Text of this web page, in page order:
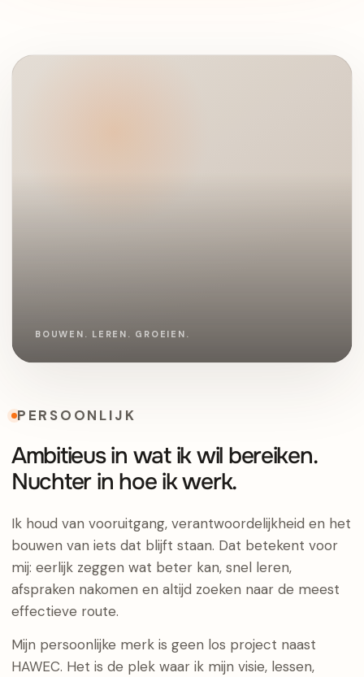
PERSOONLIJK
Ambitieus in wat ik wil bereiken.
Nuchter in hoe ik werk.
Ik houd van vooruitgang, verantwoordelijkheid en het
bouwen van iets dat blijft staan. Dat betekent voor
mij: eerlijk zeggen wat beter kan, snel leren,
afspraken nakomen en altijd zoeken naar de meest
effectieve route.
Mijn persoonlijke merk is geen los project naast
HAWEC. Het is de plek waar ik mijn visie, lessen,